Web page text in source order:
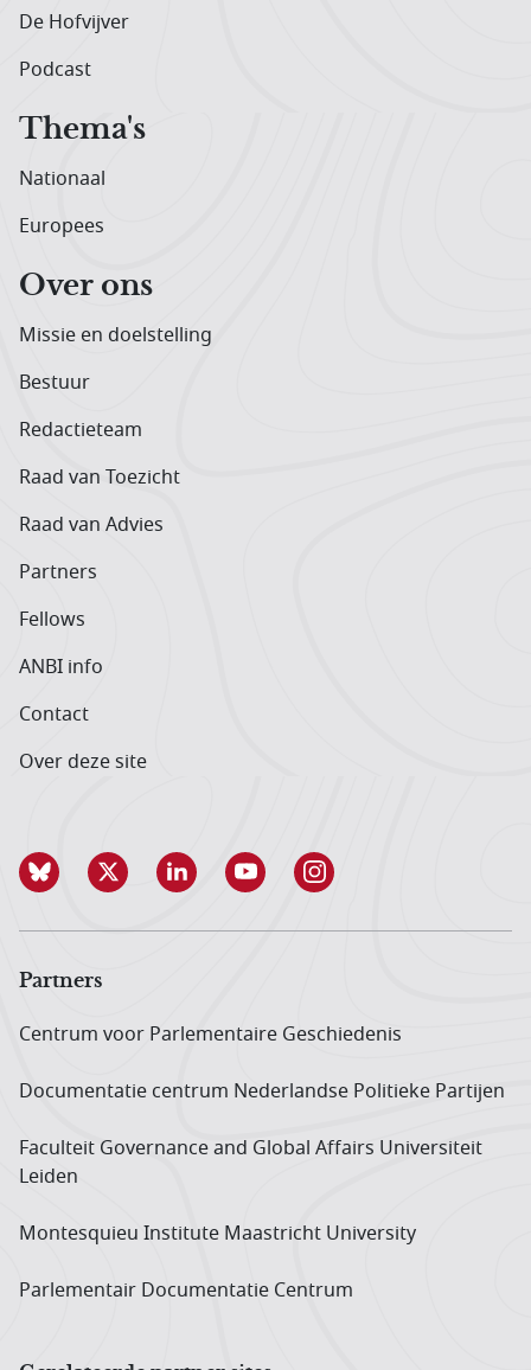
De Hofvijver
Podcast
Thema's
Nationaal
Europees
Over ons
Missie en doelstelling
Bestuur
Redactieteam
Raad van Toezicht
Raad van Advies
Partners
Fellows
ANBI info
Contact
Over deze site
Partners
Centrum voor Parlementaire Geschiedenis
Documentatie centrum Neder­landse Politieke Partijen
Faculteit Governance and Global Affairs Universiteit
Leiden
Montesquieu Institute Maastricht University
Parlementair Documentatie Centrum